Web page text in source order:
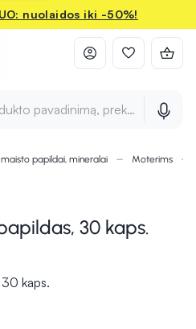
nuolaidos iki -50%!
pavadinimą, prekės ženklą ir
papildai, mineralai Moterims
30 kaps.